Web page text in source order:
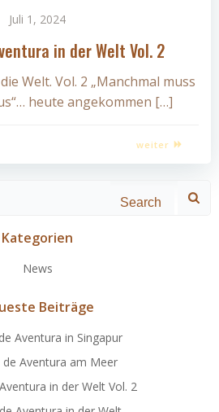
Juli 1, 2024
in der Welt Vol. 2
Welt. Vol. 2 „Manchmal muss
heute angekommen […]
weiter
Kategorien
News
Beiträge
Aventura in Singapur
de Aventura am Meer
in der Welt Vol. 2